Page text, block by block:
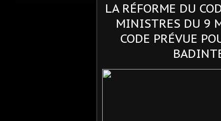
LA RÉFORME DU
MINISTRES DU 9
CODE PRÉVUE